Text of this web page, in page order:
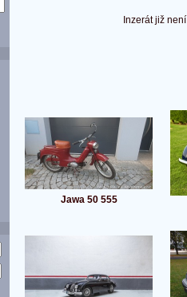
Inzerát již
Jawa 50 555